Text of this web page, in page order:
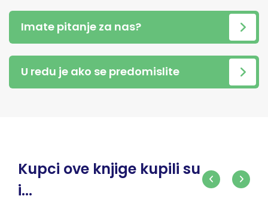
Imate pitanje za nas?
U redu je ako se predomislite
Kupci ove knjige kupili su
i...